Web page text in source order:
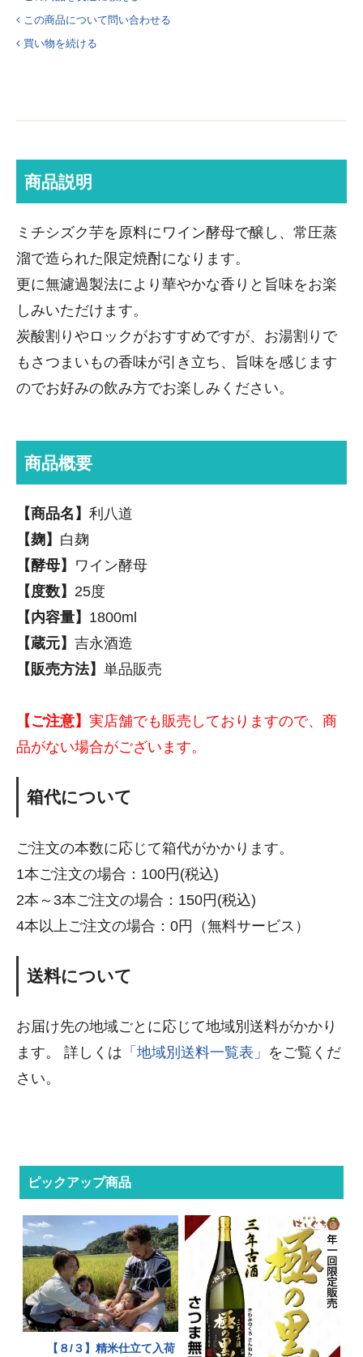
この商品について問い合わせる
買い物を続ける
商品説明
ミチシズク芋を原料にワイン酵母で醸し、常圧蒸
溜で造られた限定焼酎になります。
更に無濾過製法により華やかな香りと旨味をお楽
しみいただけます。
炭酸割りやロックがおすすめですが、お湯割りで
もさつまいもの香味が引き立ち、旨味を感じます
のでお好みの飲み方でお楽しみください。
商品概要
【商品名】 利八道
【麹】 白麹
【酵母】 ワイン酵母
【度数】 25度
【内容量】 1800ml
【蔵元】 吉永酒造
【販売方法】 単品販売
【ご注意】 実店舗でも販売しておりますので、商
品がない場合がございます。
箱代について
ご注文の本数に応じて箱代がかかります。
1本ご注文の場合：100円(税込)
2本～3本ご注文の場合：150円(税込)
4本以上ご注文の場合：0円（無料サービス）
送料について
お届け先の地域ごとに応じて地域別送料がかかり
ます。 詳しくは 「地域別送料一覧表」 をご覧くだ
さい。
ピックアップ商品
【８/３】精米仕立て入荷